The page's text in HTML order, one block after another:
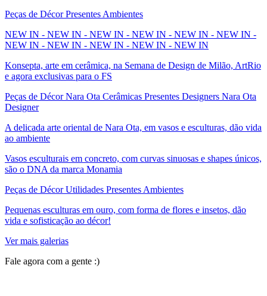
Peças de Décor Presentes Ambientes
NEW IN - NEW IN - NEW IN - NEW IN - NEW IN - NEW IN -
NEW IN - NEW IN - NEW IN - NEW IN - NEW IN
Konsepta, arte em cerâmica, na Semana de Design de Milão, ArtRio
e agora exclusivas para o FS
Peças de Décor Nara Ota Cerâmicas Presentes Designers Nara Ota
Designer
A delicada arte oriental de Nara Ota, em vasos e esculturas, dão vida
ao ambiente
Vasos esculturais em concreto, com curvas sinuosas e shapes únicos,
são o DNA da marca Monamia
Peças de Décor Utilidades Presentes Ambientes
Pequenas esculturas em ouro, com forma de flores e insetos, dão
vida e sofisticação ao décor!
Ver mais galerias
Fale agora com a gente :)